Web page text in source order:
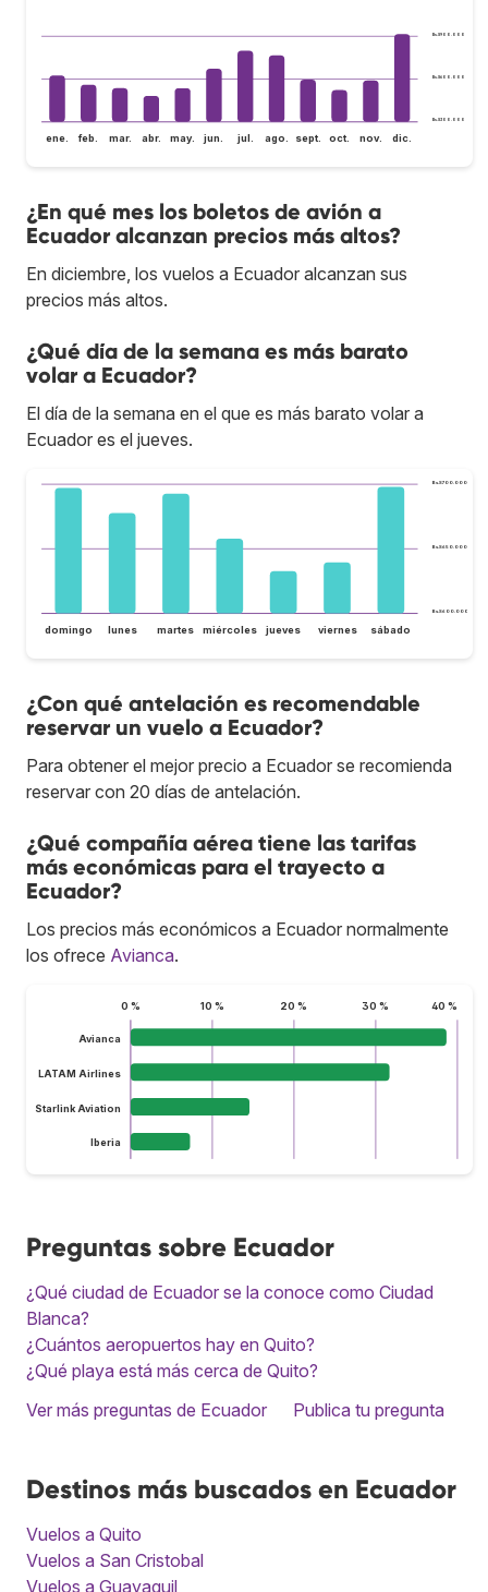
Bs.S300.000
Bs.S600.000
Bs.S900.000
ene. feb. mar. abr. may. jun. jul. ago. sept. oct. nov. dic.
¿En qué mes los boletos de avión a
Ecuador alcanzan precios más altos?
En diciembre, los vuelos a Ecuador alcanzan sus
precios más altos.
¿Qué día de la semana es más barato
volar a Ecuador?
El día de la semana en el que es más barato volar a
Ecuador es el jueves.
Bs.S600.000
Bs.S650.000
Bs.S700.000
domingo lunes martes miércoles jueves viernes sábado
¿Con qué antelación es recomendable
reservar un vuelo a Ecuador?
Para obtener el mejor precio a Ecuador se recomienda
reservar con 20 días de antelación.
¿Qué compañía aérea tiene las tarifas
más económicas para el trayecto a
Ecuador?
Los precios más económicos a Ecuador normalmente
los ofrece Avianca.
0 % 10 % 20 % 30 % 40 %
Avianca
LATAM Airlines
Starlink Aviation
Iberia
Preguntas sobre Ecuador
¿Qué ciudad de Ecuador se la conoce como Ciudad
Blanca?
¿Cuántos aeropuertos hay en Quito?
¿Qué playa está más cerca de Quito?
Ver más preguntas de Ecuador
Publica tu pregunta
Destinos más buscados en Ecuador
Vuelos a Quito
Vuelos a San Cristobal
Vuelos a Guayaquil